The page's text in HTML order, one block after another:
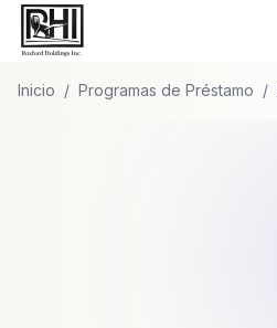
Inicio / Programas de Préstamo /